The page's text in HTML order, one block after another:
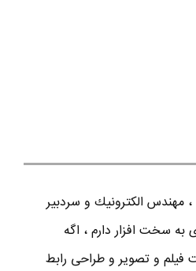
مهندس الكترونيك و سردبير
به سخت افزار دارم ، اگه
فیلم و تصویر و طراحی رابط